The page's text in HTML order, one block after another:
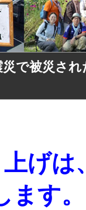
で被災され
げは
す。